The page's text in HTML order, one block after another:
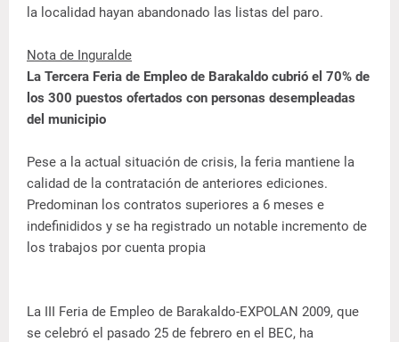
la localidad hayan abandonado las listas del paro.
Nota de Inguralde
La Tercera Feria de Empleo de Barakaldo cubrió el 70% de
los 300 puestos ofertados con personas desempleadas
del municipio
Pese a la actual situación de crisis, la feria mantiene la
calidad de la contratación de anteriores ediciones.
Predominan los contratos superiores a 6 meses e
indefinididos y se ha registrado un notable incremento de
los trabajos por cuenta propia
La III Feria de Empleo de Barakaldo-EXPOLAN 2009, que
se celebró el pasado 25 de febrero en el BEC, ha